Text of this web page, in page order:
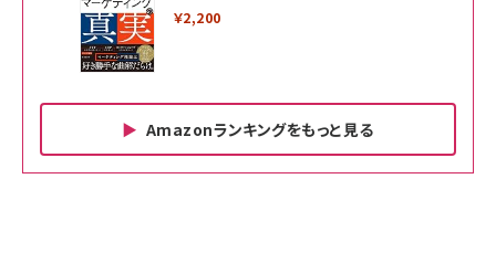
￥2,200
Amazonランキングをもっと見る